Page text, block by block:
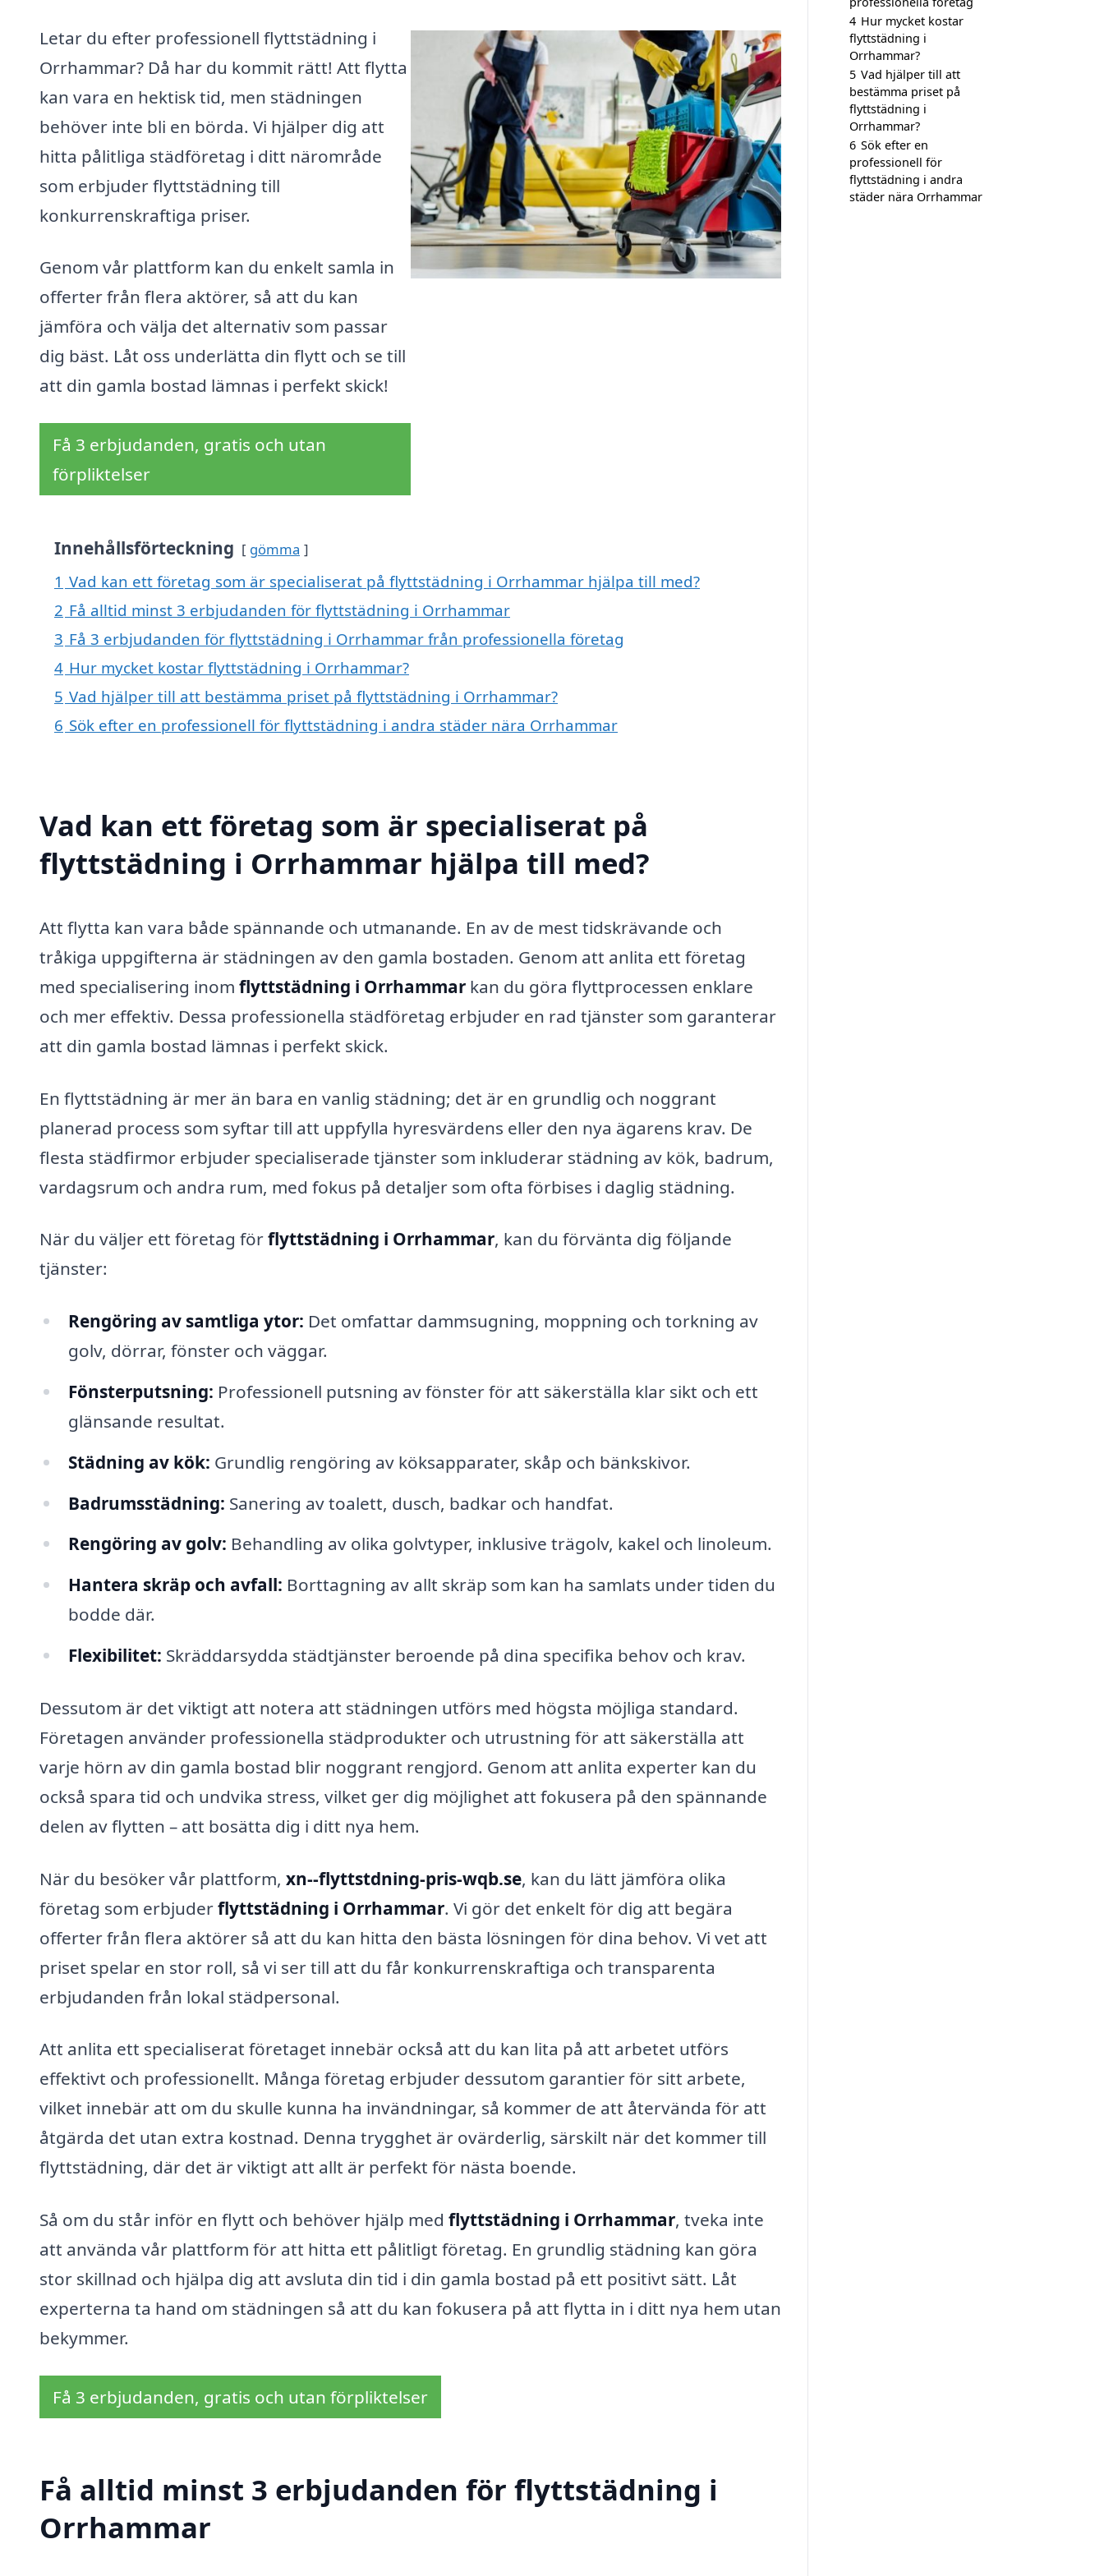
Letar du efter professionell flyttstädning i
Orrhammar? Då har du kommit rätt! Att flytta
kan vara en hektisk tid, men städningen
behöver inte bli en börda. Vi hjälper dig att
hitta pålitliga städföretag i ditt närområde
som erbjuder flyttstädning till
konkurrenskraftiga priser.
Genom vår plattform kan du enkelt samla in
offerter från flera aktörer, så att du kan
jämföra och välja det alternativ som passar
dig bäst. Låt oss underlätta din flytt och se till
att din gamla bostad lämnas i perfekt skick!
Få 3 erbjudanden, gratis och utan
förpliktelser
Innehållsförteckning gömma
1 Vad kan ett företag som är specialiserat på flyttstädning i Orrhammar hjälpa till med?
2 Få alltid minst 3 erbjudanden för flyttstädning i Orrhammar
3 Få 3 erbjudanden för flyttstädning i Orrhammar från professionella företag
4 Hur mycket kostar flyttstädning i Orrhammar?
5 Vad hjälper till att bestämma priset på flyttstädning i Orrhammar?
6 Sök efter en professionell för flyttstädning i andra städer nära Orrhammar
Vad kan ett företag som är specialiserat på
flyttstädning i Orrhammar hjälpa till med?
Att flytta kan vara både spännande och utmanande. En av de mest tidskrävande och
tråkiga uppgifterna är städningen av den gamla bostaden. Genom att anlita ett företag
med specialisering inom flyttstädning i Orrhammar kan du göra flyttprocessen enklare
och mer effektiv. Dessa professionella städföretag erbjuder en rad tjänster som garanterar
att din gamla bostad lämnas i perfekt skick.
En flyttstädning är mer än bara en vanlig städning; det är en grundlig och noggrant
planerad process som syftar till att uppfylla hyresvärdens eller den nya ägarens krav. De
flesta städfirmor erbjuder specialiserade tjänster som inkluderar städning av kök, badrum,
vardagsrum och andra rum, med fokus på detaljer som ofta förbises i daglig städning.
När du väljer ett företag förflyttstädning i Orrhammar, kan du förvänta dig följande
tjänster:
Rengöring av samtliga ytor: Det omfattar dammsugning, moppning och torkning av
golv, dörrar, fönster och väggar.
Fönsterputsning: Professionell putsning av fönster för att säkerställa klar sikt och ett
glänsande resultat.
Städning av kök: Grundlig rengöring av köksapparater, skåp och bänkskivor.
Badrumsstädning: Sanering av toalett, dusch, badkar och handfat.
Rengöring av golv: Behandling av olika golvtyper, inklusive trägolv, kakel och linoleum.
Hantera skräp och avfall: Borttagning av allt skräp som kan ha samlats under tiden du
bodde där.
Flexibilitet: Skräddarsydda städtjänster beroende på dina specifika behov och krav.
Dessutom är det viktigt att notera att städningen utförs med högsta möjliga standard.
Företagen använder professionella städprodukter och utrustning för att säkerställa att
varje hörn av din gamla bostad blir noggrant rengjord. Genom att anlita experter kan du
också spara tid och undvika stress, vilket ger dig möjlighet att fokusera på den spännande
delen av flytten – att bosätta dig i ditt nya hem.
När du besöker vår plattform, xn--flyttstdning-pris-wqb.se, kan du lätt jämföra olika
företag som erbjuderflyttstädning i Orrhammar. Vi gör det enkelt för dig att begära
offerter från flera aktörer så att du kan hitta den bästa lösningen för dina behov. Vi vet att
priset spelar en stor roll, så vi ser till att du får konkurrenskraftiga och transparenta
erbjudanden från lokal städpersonal.
Att anlita ett specialiserat företaget innebär också att du kan lita på att arbetet utförs
effektivt och professionellt. Många företag erbjuder dessutom garantier för sitt arbete,
vilket innebär att om du skulle kunna ha invändningar, så kommer de att återvända för att
åtgärda det utan extra kostnad. Denna trygghet är ovärderlig, särskilt när det kommer till
flyttstädning, där det är viktigt att allt är perfekt för nästa boende.
Så om du står inför en flytt och behöver hjälp med flyttstädning i Orrhammar, tveka inte
att använda vår plattform för att hitta ett pålitligt företag. En grundlig städning kan göra
stor skillnad och hjälpa dig att avsluta din tid i din gamla bostad på ett positivt sätt. Låt
experterna ta hand om städningen så att du kan fokusera på att flytta in i ditt nya hem utan
bekymmer.
Få 3 erbjudanden, gratis och utan förpliktelser
Få alltid minst 3 erbjudanden för flyttstädning i
Orrhammar
4 Hur mycket kostar
flyttstädning i
Orrhammar?
5 Vad hjälper till att
bestämma priset på
flyttstädning i
Orrhammar?
6 Sök efter en
professionell för
flyttstädning i andra
städer nära Orrhammar